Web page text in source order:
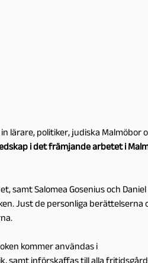
lärare, politiker, judiska Malmöbor
i det främjande arbetet i
samt Salomea Gosenius och Daniel
Just de personliga berättelserna
kommer användas i
samt införskaffas till alla